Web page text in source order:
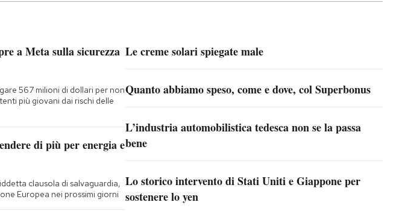
a Meta sulla sicurezza
567 milioni di dollari per non
più giovani dai rischi delle
di più per energia e
clausola di salvaguardia,
Europea nei prossimi giorni
Le creme solari spiegate male
Quanto abbiamo speso, come e dove, col Superbonus
L’industria automobilistica tedesca non se la passa
bene
Lo storico intervento di Stati Uniti e Giappone per
sostenere lo yen